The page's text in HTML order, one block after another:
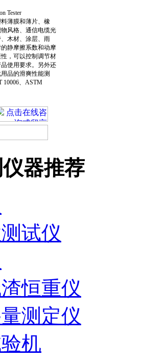
Tester
薄膜和薄片、橡
风格、通信电缆光
木材、涂层、雨
静摩擦系数和动摩
，可以控制调节材
使用要求。另外还
品的滑爽性能测
10006、ASTM
器推荐
试仪
恒重仪
测定仪
机